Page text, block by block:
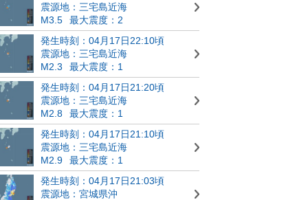
震源地：三宅島近海
M3.5
最大震度：2
発生時刻：04月17日22:10頃
震源地：三宅島近海
M2.3
最大震度：1
発生時刻：04月17日21:20頃
震源地：三宅島近海
M2.8
最大震度：1
発生時刻：04月17日21:10頃
震源地：三宅島近海
M2.9
最大震度：1
発生時刻：04月17日21:03頃
震源地：宮城県沖